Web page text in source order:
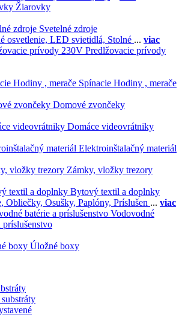
Žiarovky
Svetelné zdroje
osvetlenie, LED svietidlá, Stolné ... viac
Predlžovacie prívody
Spínacie Hodiny , merače
Domové zvončeky
Domáce videovrátniky
Elektroinštalačný materiál
Zámky, vložky trezory
Bytový textil a doplnky
Obliečky, Osušky, Paplóny, Príslušen ... viac
Vodovodné
príslušenstvo
Úložné boxy